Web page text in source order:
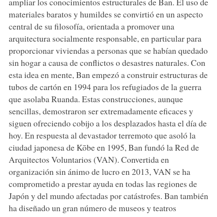
materiales baratos y humildes se convirtió en un aspecto
central de su filosofía, orientada a promover una
arquitectura socialmente responsable, en particular para
proporcionar viviendas a personas que se habían quedado
sin hogar a causa de conflictos o desastres naturales. Con
esta idea en mente, Ban empezó a construir estructuras de
tubos de cartón en 1994 para los refugiados de la guerra
que asolaba Ruanda. Estas construcciones, aunque
sencillas, demostraron ser extremadamente eficaces y
siguen ofreciendo cobijo a los desplazados hasta el día de
hoy. En respuesta al devastador terremoto que asoló la
ciudad japonesa de Kōbe en 1995, Ban fundó la Red de
Arquitectos Voluntarios (VAN). Convertida en
organización sin ánimo de lucro en 2013, VAN se ha
comprometido a prestar ayuda en todas las regiones de
Japón y del mundo afectadas por catástrofes. Ban también
ha diseñado un gran número de museos y teatros